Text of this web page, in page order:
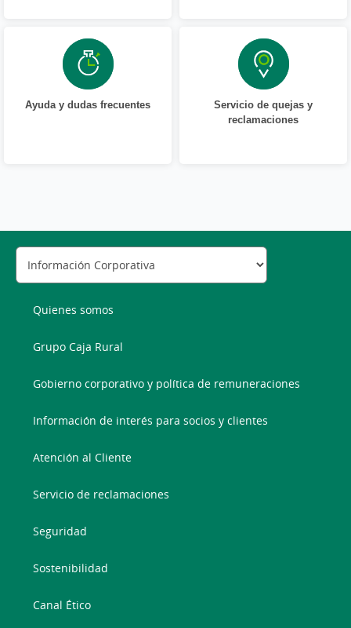
Ayuda y dudas frecuentes
Servicio de quejas y
reclamaciones
Quienes somos
Grupo Caja Rural
Gobierno corporativo y política de remuneraciones
Información de interés para socios y clientes
Atención al Cliente
Servicio de reclamaciones
Seguridad
Sostenibilidad
Canal Ético